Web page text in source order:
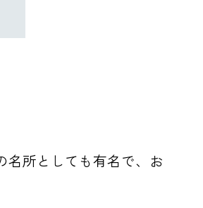
名所としても有名で、お